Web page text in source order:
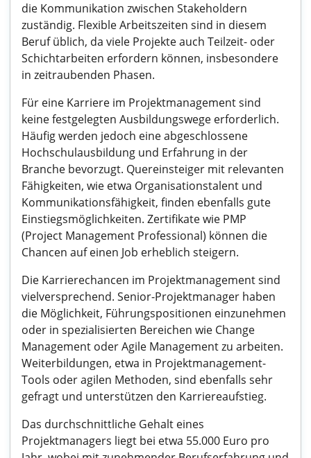
die Kommunikation zwischen Stakeholdern
zuständig. Flexible Arbeitszeiten sind in diesem
Beruf üblich, da viele Projekte auch Teilzeit- oder
Schichtarbeiten erfordern können, insbesondere
in zeitraubenden Phasen.
Für eine Karriere im Projektmanagement sind
keine festgelegten Ausbildungswege erforderlich.
Häufig werden jedoch eine abgeschlossene
Hochschulausbildung und Erfahrung in der
Branche bevorzugt. Quereinsteiger mit relevanten
Fähigkeiten, wie etwa Organisationstalent und
Kommunikationsfähigkeit, finden ebenfalls gute
Einstiegsmöglichkeiten. Zertifikate wie PMP
(Project Management Professional) können die
Chancen auf einen Job erheblich steigern.
Die Karrierechancen im Projektmanagement sind
vielversprechend. Senior-Projektmanager haben
die Möglichkeit, Führungspositionen einzunehmen
oder in spezialisierten Bereichen wie Change
Management oder Agile Management zu arbeiten.
Weiterbildungen, etwa in Projektmanagement-
Tools oder agilen Methoden, sind ebenfalls sehr
gefragt und unterstützen den Karriereaufstieg.
Das durchschnittliche Gehalt eines
Projektmanagers liegt bei etwa 55.000 Euro pro